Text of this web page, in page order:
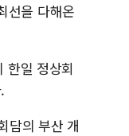
선을 다해온
한일 정상회
담의 부산 개